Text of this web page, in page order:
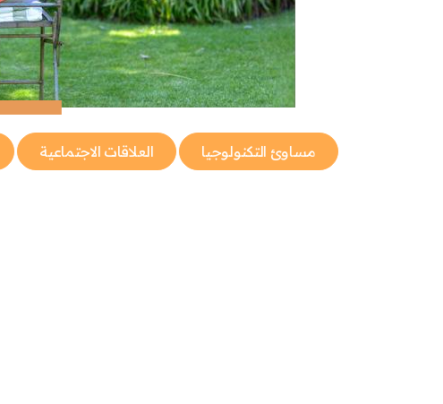
مساوئ التكنولوجيا العلاقات الاجتماعية